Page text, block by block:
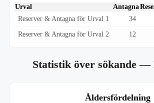
Urval Antagna
Reserver & Antagna för Urval 1
34
Reserver & Antagna för Urval 2 12
Statistik över sökande—
Åldersfördelning